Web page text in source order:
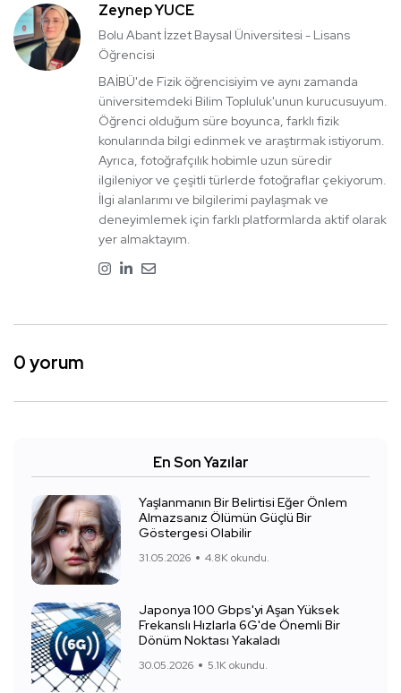
Zeynep YÜCE
Bolu Abant İzzet Baysal Üniversitesi - Lisans
Öğrencisi
BAİBÜ'de Fizik öğrencisiyim ve aynı zamanda
üniversitemdeki Bilim Topluluk'unun kurucusuyum.
Öğrenci olduğum süre boyunca, farklı fizik
konularında bilgi edinmek ve araştırmak istiyorum.
Ayrıca, fotoğrafçılık hobimle uzun süredir
ilgileniyor ve çeşitli türlerde fotoğraflar çekiyorum.
İlgi alanlarımı ve bilgilerimi paylaşmak ve
deneyimlemek için farklı platformlarda aktif olarak
yer almaktayım.
0 yorum
En Son Yazılar
Yaşlanmanın Bir Belirtisi Eğer Önlem
Almazsanız Ölümün Güçlü Bir
Göstergesi Olabilir
31.05.2026 4.8K okundu.
Japonya 100 Gbps'yi Aşan Yüksek
Frekanslı Hızlarla 6G'de Önemli Bir
Dönüm Noktası Yakaladı
30.05.2026 5.1K okundu.